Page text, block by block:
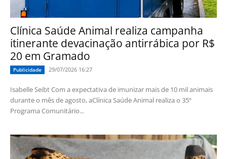
Clínica Saúde Animal realiza campanha
itinerante devacinação antirrábica por R$
20 em Gramado
Publicidade 29/07/2026 16:27
Isabelle Seibt Com a expectativa de imunizar mais de 10 mil animais
durante o mês de agosto, aClínica Saúde Animal realiza o 35º
Programa Comunitário...